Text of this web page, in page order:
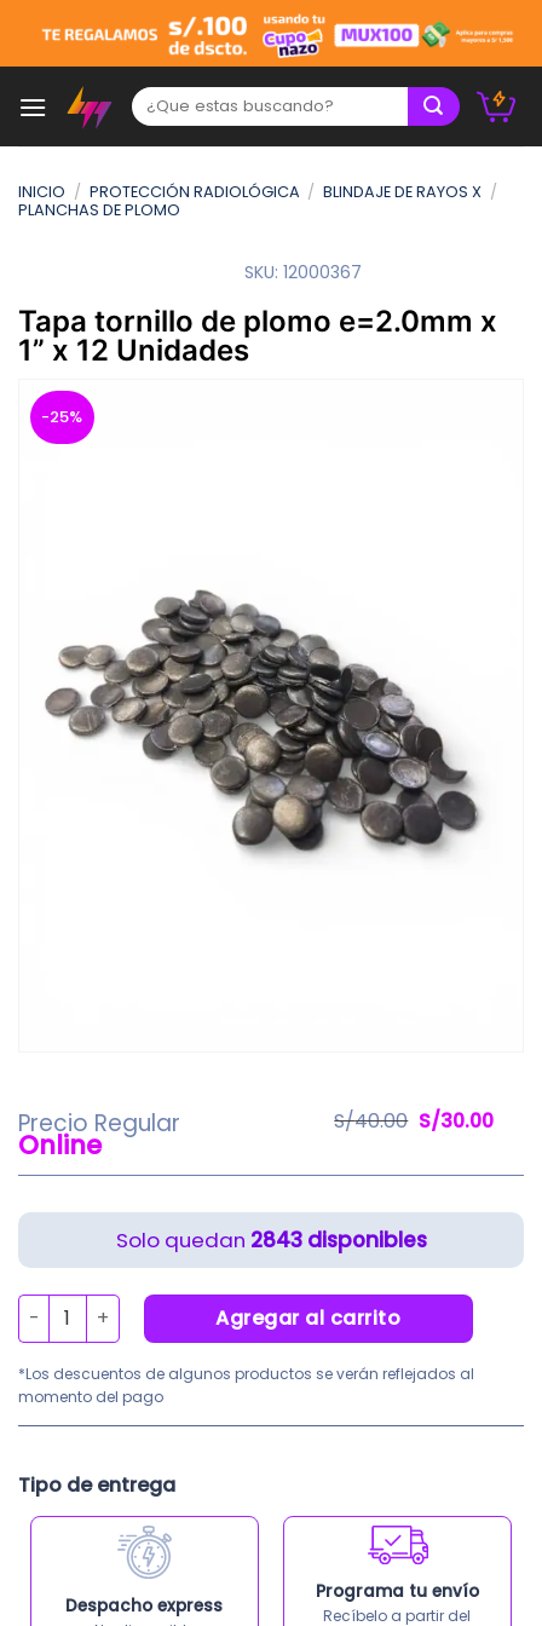
content
Buscar:
INICIO / PROTECCIÓN RADIOLÓGICA / BLINDAJE DE RAYOS X /
PLANCHAS DE PLOMO
SKU: 12000367
Tapa tornillo de plomo e=2.0mm x
1” x 12 Unidades
-25%
Precio Regular
Online
S/40.00 El
original
era:
S/40.00.
S/30.00El
es:
2843 disponibles
Tapa tornillo de plomo e=2.0mm x 1” x 12 Unidades
Agregar al carrito
*Los descuentos de algunos productos se verán reflejados al
momento del pago
Tipo de entrega
Despacho express
Programa tu envío
Recíbelo a partir del